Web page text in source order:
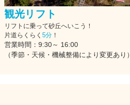
観光リフト
リフトに乗って砂丘へいこう！
片道らくらく 5分！
営業時間：9:30～ 16:00
（季節・天候・機械整備により変更あり）